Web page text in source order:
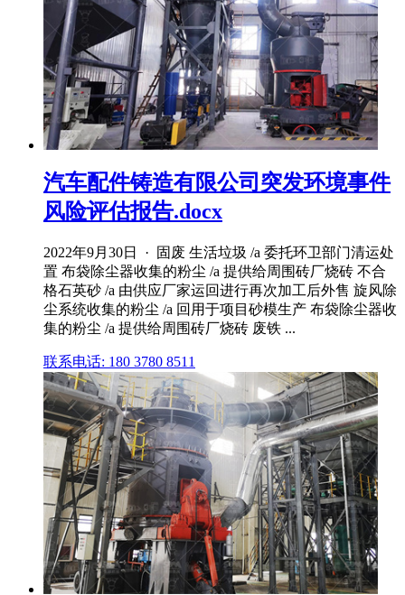
汽车配件铸造有限公司突发环境事件
风险评估报告.docx
2022年9月30日 · 固废 生活垃圾 /a 委托环卫部门清运处
置 布袋除尘器收集的粉尘 /a 提供给周围砖厂烧砖 不合
格石英砂 /a 由供应厂家运回进行再次加工后外售 旋风除
尘系统收集的粉尘 /a 回用于项目砂模生产 布袋除尘器收
集的粉尘 /a 提供给周围砖厂烧砖 废铁 ...
联系电话: 180 3780 8511